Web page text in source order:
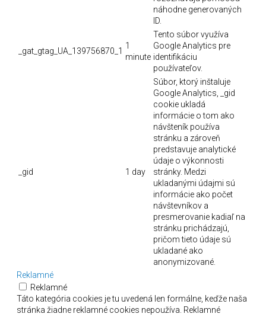
náhodne generovaných
ID.
_gat_gtag_UA_139756870_1
1
minute
Tento súbor využíva
Google Analytics pre
identifikáciu
používateľov.
_gid 1 day
Súbor, ktorý inštaluje
Google Analytics, _gid
cookie ukladá
informácie o tom ako
návšteník používa
stránku a zároveň
predstavuje analytické
údaje o výkonnosti
stránky. Medzi
ukladanými údajmi sú
informácie ako počet
návštevníkov a
presmerovanie kadiaľ na
stránku prichádzajú,
pričom tieto údaje sú
ukladané ako
anonymizované.
Reklamné
Reklamné
Táto kategória cookies je tu uvedená len formálne, keďže naša
stránka žiadne reklamné cookies nepoužíva. Reklamné